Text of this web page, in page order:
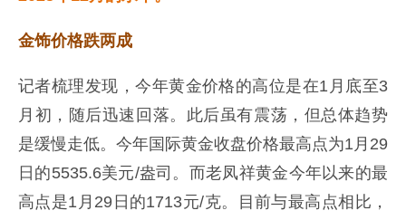
金饰价格跌两成
记者梳理发现，今年黄金价格的高位是在1月底至3
月初，随后迅速回落。此后虽有震荡，但总体趋势
是缓慢走低。今年国际黄金收盘价格最高点为1月29
日的5535.6美元/盎司。而老凤祥黄金今年以来的最
高点是1月29日的1713元/克。目前与最高点相比，